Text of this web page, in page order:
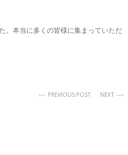
。本当に多くの皆様に集まっていただ
PREVIOUS POST NEXT